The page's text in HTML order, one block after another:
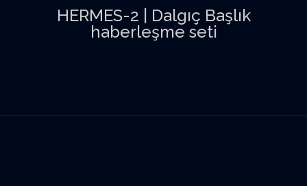
HERMES-2 | Dalgıç Başlık
haberleşme seti